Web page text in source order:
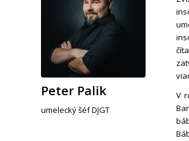
Peter Palik
umelecký šéf DJGT
V